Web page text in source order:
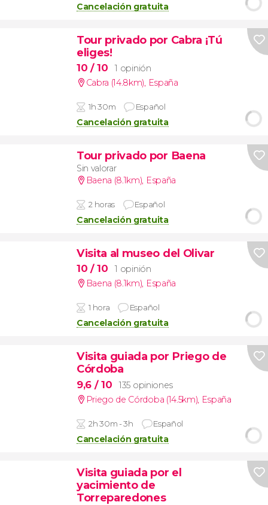
Cancelación gratuita
Tour privado por Cabra ¡Tú
eliges!
10 / 10
1 opinión
Cabra (14.8km), España
1h 30m Español
Cancelación gratuita
Tour privado por Baena
Sin valorar
Baena (8.1km), España
2 horas Español
Cancelación gratuita
Visita al museo del Olivar
10 / 10
1 opinión
Baena (8.1km), España
1 hora Español
Cancelación gratuita
Visita guiada por Priego de
Córdoba
9,6 / 10
135 opiniones
Priego de Córdoba (14.5km), España
2h 30m - 3h Español
Cancelación gratuita
Visita guiada por el
yacimiento de
Torreparedones